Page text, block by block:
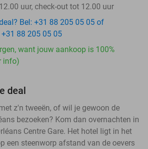
uur, check-out tot 12.00 uur
Bel: +31 88 205 05 05 of
88 205 05 05
want jouw aankoop is 100%
info)
deal
z'n tweeën, of wil je gewoon de
bezoeken? Kom dan overnachten in
Centre Gare. Het hotel ligt in het
een steenworp afstand van de oevers